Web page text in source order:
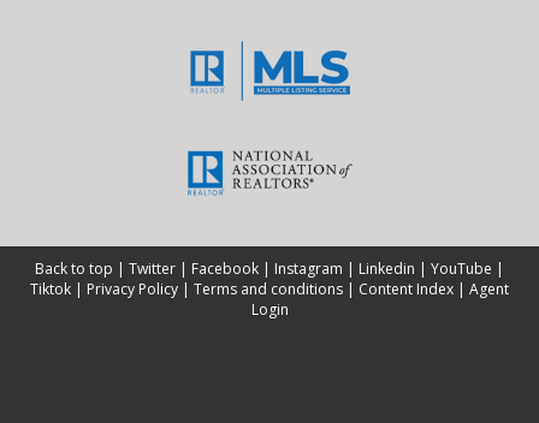
Back to top | Twitter | Facebook | Instagram | Linkedin | YouTube |
Tiktok | Privacy Policy | Terms and conditions | Content Index | Agent
Login